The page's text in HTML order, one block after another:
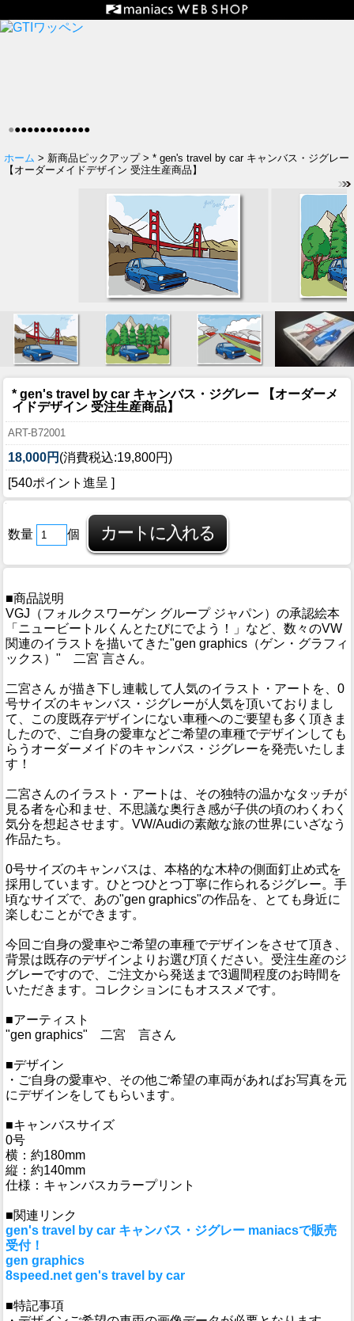
●●●●●●●●●●●●●
ホーム > 新商品ピックアップ > * gen's travel by car キャンバス・ジグレー
【オーダーメイドデザイン 受注生産商品】
* gen's travel by car キャンバス・ジグレー 【オーダーメ
イドデザイン 受注生産商品】
ART-B72001
18,000円 (消費税込:19,800円)
[540ポイント進呈 ]
数量 個
■商品説明
VGJ（フォルクスワーゲン グループ ジャパン）の承認絵本
「ニュービートルくんとたびにでよう！」など、数々のVW
関連のイラストを描いてきた"gen graphics（ゲン・グラフィ
ックス）" 二宮 言さん。
二宮さん が描き下し連載して人気のイラスト・アートを、0
号サイズのキャンバス・ジグレーが人気を頂いておりまし
て、この度既存デザインにない車種へのご要望も多く頂きま
したので、ご自身の愛車などご希望の車種でデザインしても
らうオーダーメイドのキャンバス・ジグレーを発売いたしま
す！
二宮さんのイラスト・アートは、その独特の温かなタッチが
見る者を心和ませ、不思議な奥行き感が子供の頃のわくわく
気分を想起させます。VW/Audiの素敵な旅の世界にいざなう
作品たち。
0号サイズのキャンバスは、本格的な木枠の側面釘止め式を
採用しています。ひとつひとつ丁寧に作られるジグレー。手
頃なサイズで、あの"gen graphics"の作品を、とても身近に
楽しむことができます。
今回ご自身の愛車やご希望の車種でデザインをさせて頂き、
背景は既存のデザインよりお選び頂ください。受注生産のジ
グレーですので、ご注文から発送まで3週間程度のお時間を
いただきます。コレクションにもオススメです。
■アーティスト
"gen graphics" 二宮 言さん
■デザイン
・ご自身の愛車や、その他ご希望の車両があればお写真を元
にデザインをしてもらいます。
■キャンバスサイズ
0号
横：約180mm
縦：約140mm
仕様：キャンバスカラープリント
■関連リンク
gen's travel by car キャンバス・ジグレー maniacsで販売
受付！
gen graphics
8speed.net gen's travel by car
■特記事項